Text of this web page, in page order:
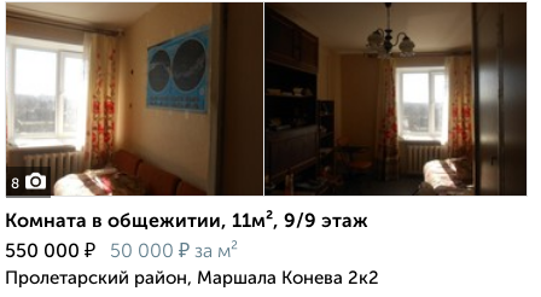
8
Комната в общежитии, 11м², 9/9 этаж
550 000 ₽ 50 000 ₽ за м²
Пролетарский район, Маршала Конева 2к2